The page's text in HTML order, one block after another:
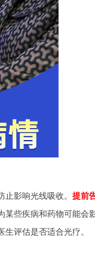
止影响光线吸收。 提前
某些疾病和药物可能会
生评估是否适合光疗。